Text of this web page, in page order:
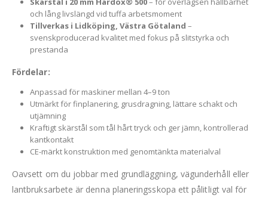
och lång livslängd vid tuffa arbetsmoment
Tillverkas i Lidköping, Västra Götaland –
svenskproducerad kvalitet med fokus på slitstyrka och
prestanda
Fördelar:
Anpassad för maskiner mellan 4–9 ton
Utmärkt för finplanering, grusdragning, lättare schakt och
utjämning
Kraftigt skärstål som tål hårt tryck och ger jämn, kontrollerad
kantkontakt
CE-märkt konstruktion med genomtänkta materialval
Oavsett om du jobbar med grundläggning, vägunderhåll eller
lantbruksarbete är denna planeringsskopa ett pålitligt val för